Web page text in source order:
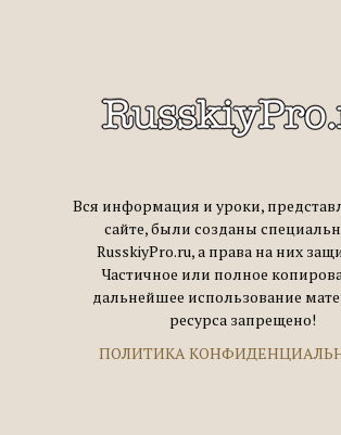
Вся информация и уроки,
сайте, были созданы
RusskiyPro.ru, а права на них
Частичное или полное
дальнейшее использование
ресурса запрещено!
ПОЛИТИКА